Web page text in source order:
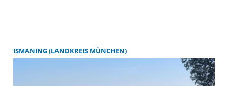
ISMANING (LANDKREIS MÜNCHEN)